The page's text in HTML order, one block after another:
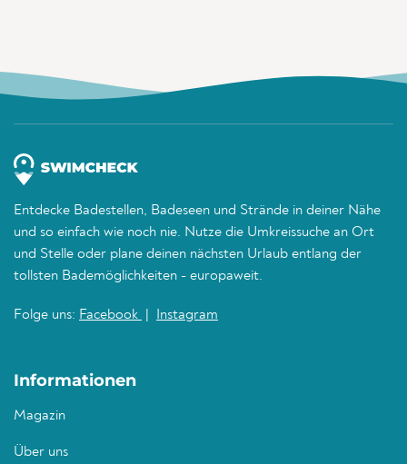
Entdecke Badestellen, Badeseen und Strände in deiner Nähe
und so einfach wie noch nie. Nutze die Umkreissuche an Ort
und Stelle oder plane deinen nächsten Urlaub entlang der
tollsten Bademöglichkeiten - europaweit.
Folge uns: Facebook Instagram
Informationen
Magazin
Über uns